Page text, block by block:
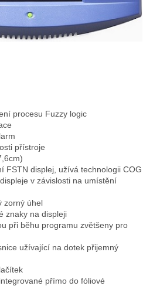
procesu Fuzzy logic
přístroje
FSTN displej, užívá technologii COG
v závislosti na umístění
zorný úhel
znaky na displeji
při běhu programu zvětšeny pro
užívající na dotek přijemný
přímo do fóliové